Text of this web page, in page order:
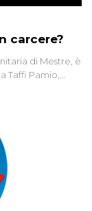
carcere?
di Mestre, è
Taffi Pamio,
Nel
ritratta. Due
o giustizia